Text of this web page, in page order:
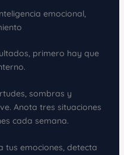
emocional,
primero hay que
sombras y
Anota tres situaciones
cada semana.
tus emociones, detecta